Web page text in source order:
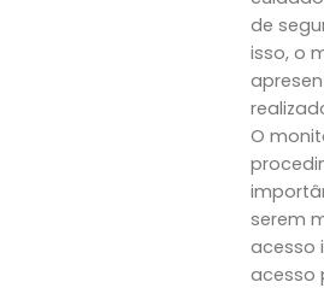
de
isso, o
O
serem
acesso
acesso